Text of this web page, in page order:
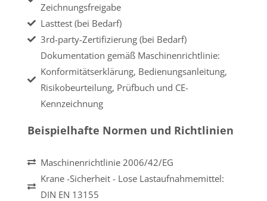
Zeichnungsfreigabe
Lasttest (bei Bedarf)
3rd-party-Zertifizierung (bei Bedarf)
Dokumentation gemäß Maschinenrichtlinie:
Konformitätserklärung, Bedienungsanleitung,
Risikobeurteilung, Prüfbuch und CE-
Kennzeichnung
Beispielhafte Normen und Richtlinien
Maschinenrichtlinie 2006/42/EG
Krane -Sicherheit - Lose Lastaufnahmemittel:
DIN EN 13155